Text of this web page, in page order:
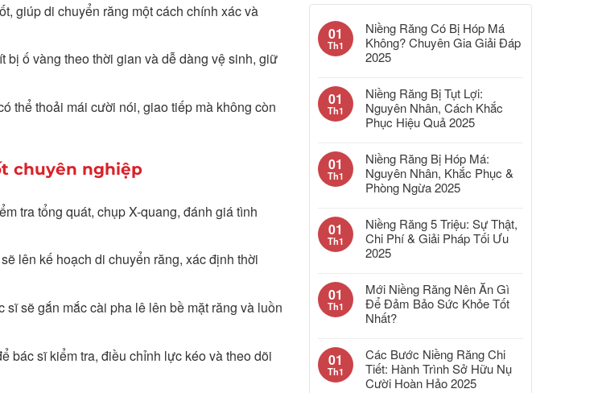
giúp di chuyển răng một cách chính xác và
bị ố vàng theo thời gian và dễ dàng vệ sinh, giữ
thể thoải mái cười nói, giao tiếp mà không còn
chuyên nghiệp
tra tổng quát, chụp X-quang, đánh giá tình
lên kế hoạch di chuyển răng, xác định thời
sĩ sẽ gắn mắc cài pha lê lên bề mặt răng và luồn
bác sĩ kiểm tra, điều chỉnh lực kéo và theo dõi
01
Th1
Niềng Răng Có Bị Hóp Má
Không? Chuyên Gia Giải Đáp
2025
01
Th1
Niềng Răng Bị Tụt Lợi:
Nguyên Nhân, Cách Khắc
Phục Hiệu Quả 2025
01
Th1
Niềng Răng Bị Hóp Má:
Nguyên Nhân, Khắc Phục &
Phòng Ngừa 2025
01
Th1
Niềng Răng 5 Triệu: Sự Thật,
Chi Phí & Giải Pháp Tối Ưu
2025
01
Th1
Mới Niềng Răng Nên Ăn Gì
Để Đảm Bảo Sức Khỏe Tốt
Nhất?
01
Th1
Các Bước Niềng Răng Chi
Tiết: Hành Trình Sở Hữu Nụ
Cười Hoàn Hảo 2025